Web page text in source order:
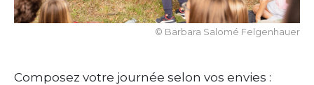
© Barbara Salomé Felgenhauer
Composez votre journée selon vos envies :